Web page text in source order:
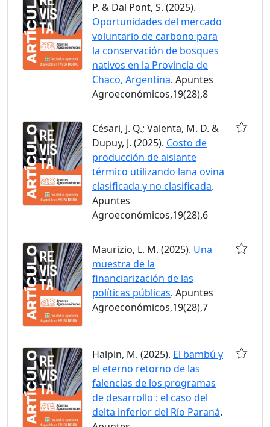
P. & Dal Pont, S. (2025).
Oportunidades del mercado
voluntario de carbono para
la conservación de bosques
nativos en la Provincia de
Chaco, Argentina. Apuntes
Agroeconómicos,19(28),8
Césari, J. Q.; Valenta, M. D. &
Dupuy, J. (2025). Costo de
producción de aislante
térmico utilizando lana ovina
clasificada y no clasificada.
Apuntes
Agroeconómicos,19(28),6
Maurizio, L. M. (2025). Una
muestra de la
financiarización de las
políticas públicas. Apuntes
Agroeconómicos,19(28),7
Halpin, M. (2025). El bambú y
el eterno retorno de las
falencias de los programas
de desarrollo : el caso del
delta inferior del Río Paraná.